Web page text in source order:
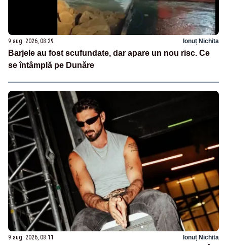
9 aug. 2026, 08:29 Ionuț Nichita
Barjele au fost scufundate, dar apare un nou risc. Ce
se întâmplă pe Dunăre
9 aug. 2026, 08:11 Ionuț Nichita